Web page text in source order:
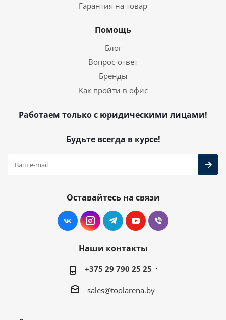
Гарантия на товар
Помощь
Блог
Вопрос-ответ
Бренды
Как пройти в офис
Работаем только с юридическими лицами!
Будьте всегда в курсе!
Оставайтесь на связи
Наши контакты
+375 29 790 25 25
sales@toolarena.by